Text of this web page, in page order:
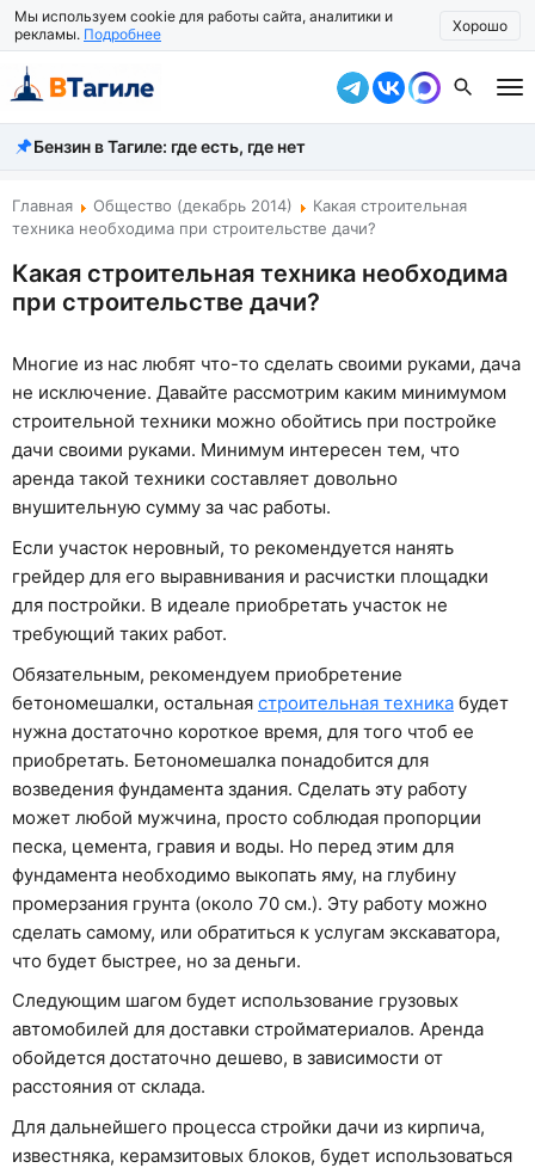
Мы используем cookie для работы сайта, аналитики и
рекламы. Подробнее Хорошо
Все новости
Происшествия
Власть
Экономика
Общество
Рассказать новость
Бензин в Тагиле: где есть, где нет
Главная Общество (декабрь 2014)
Какая строительная
техника необходима при строительстве дачи?
Какая строительная техника необходима
при строительстве дачи?
Многие из нас любят что-то сделать своими руками, дача
не исключение. Давайте рассмотрим каким минимумом
строительной техники можно обойтись при постройке
дачи своими руками. Минимум интересен тем, что
аренда такой техники составляет довольно
внушительную сумму за час работы.
Если участок неровный, то рекомендуется нанять
грейдер для его выравнивания и расчистки площадки
для постройки. В идеале приобретать участок не
требующий таких работ.
Обязательным, рекомендуем приобретение
бетономешалки, остальная строительная техника будет
нужна достаточно короткое время, для того чтоб ее
приобретать. Бетономешалка понадобится для
возведения фундамента здания. Сделать эту работу
может любой мужчина, просто соблюдая пропорции
песка, цемента, гравия и воды. Но перед этим для
фундамента необходимо выкопать яму, на глубину
промерзания грунта (около 70 см.). Эту работу можно
сделать самому, или обратиться к услугам экскаватора,
что будет быстрее, но за деньги.
Следующим шагом будет использование грузовых
автомобилей для доставки стройматериалов. Аренда
обойдется достаточно дешево, в зависимости от
расстояния от склада.
Для дальнейшего процесса стройки дачи из кирпича,
известняка, керамзитовых блоков, будет использоваться